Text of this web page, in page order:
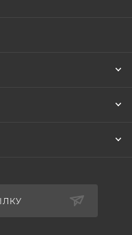
Shimano
SHIMANO
ротор 160мм